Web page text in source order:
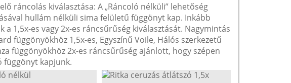
ráncolás kiválasztása: A „Ráncoló nélküli” lehetőség
hullám nélküli sima felületű függönyt kap. Inkább
a 1,5x-es vagy 2x-es ráncsűrűség kiválasztását. Nagymintás
függönyökhöz 1,5x-es, Egyszínű Voile, Hálós szerkezetű
függönyökhöz 2x-es ráncsűrűség ajánlott, hogy szépen
függönyt kapjunk.